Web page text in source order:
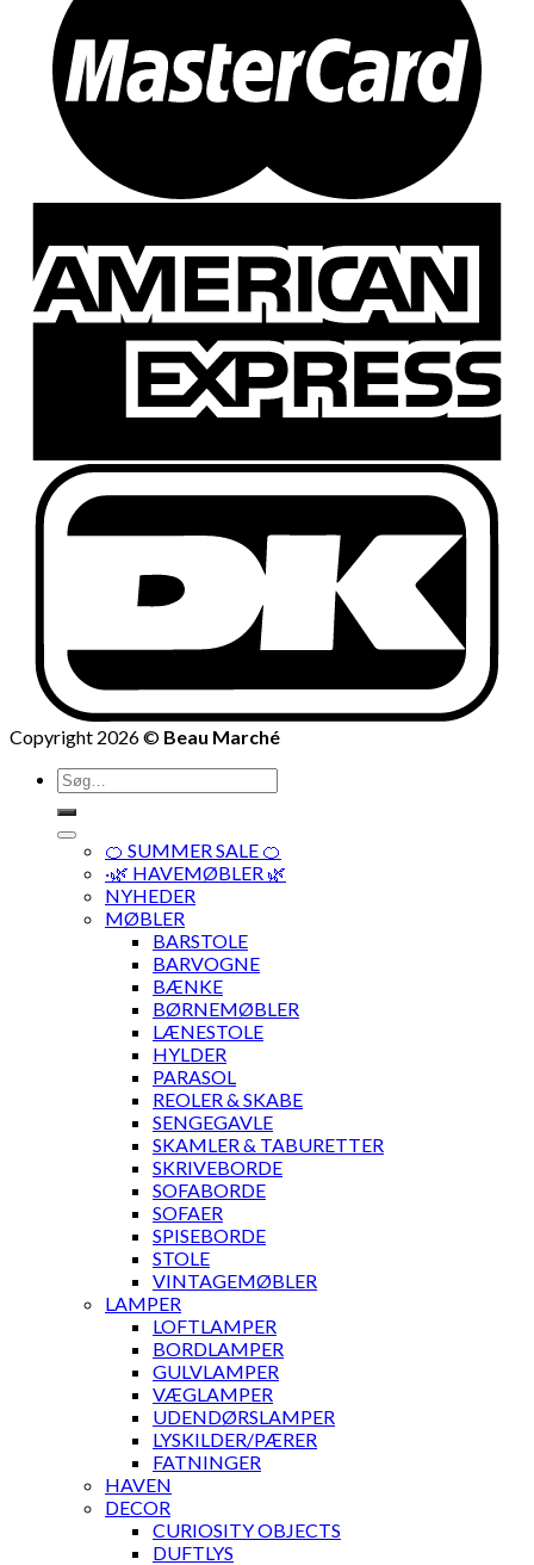
Copyright 2026 © Beau Marché
Søg
efter:
🍊 SUMMER SALE 🍊
·🌿 HAVEMØBLER 🌿
NYHEDER
MØBLER
BARSTOLE
BARVOGNE
BÆNKE
BØRNEMØBLER
LÆNESTOLE
HYLDER
PARASOL
REOLER & SKABE
SENGEGAVLE
SKAMLER & TABURETTER
SKRIVEBORDE
SOFABORDE
SOFAER
SPISEBORDE
STOLE
VINTAGEMØBLER
LAMPER
LOFTLAMPER
BORDLAMPER
GULVLAMPER
VÆGLAMPER
UDENDØRSLAMPER
LYSKILDER/PÆRER
FATNINGER
HAVEN
DECOR
CURIOSITY OBJECTS
DUFTLYS